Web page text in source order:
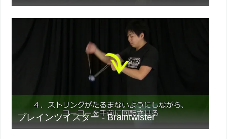
ブレインツイスター - Braintwister